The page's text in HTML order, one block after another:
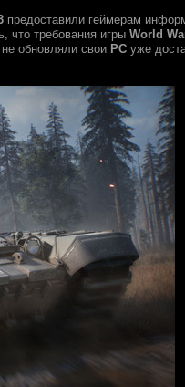
предоставили геймерам
что требования игры World
обновляли свои PC уже